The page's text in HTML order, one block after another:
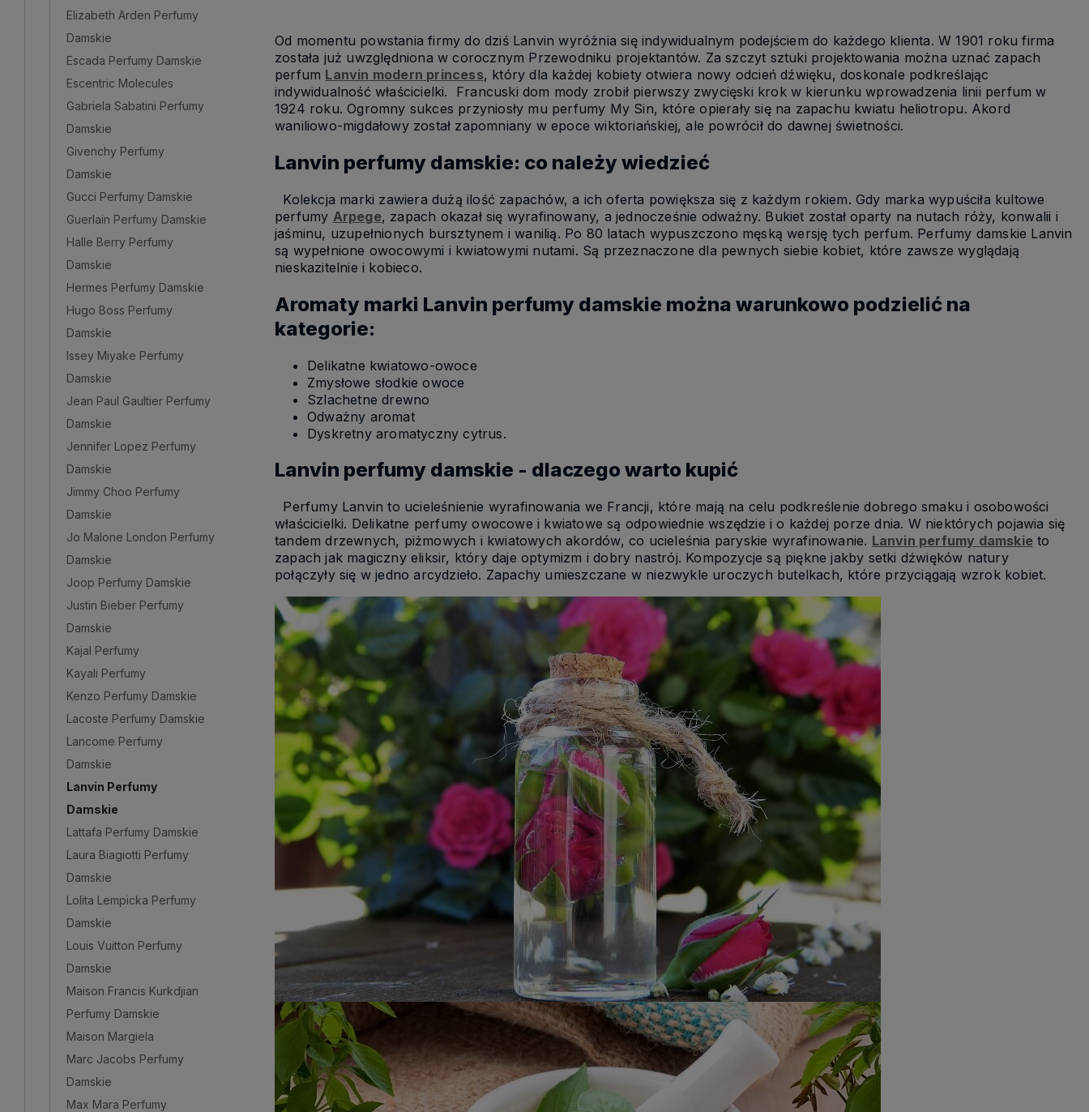
Elizabeth Arden Perfumy
Damskie
Escada Perfumy Damskie
Escentric Molecules
Gabriela Sabatini Perfumy
Damskie
Givenchy Perfumy
Damskie
Gucci Perfumy Damskie
Guerlain Perfumy Damskie
Halle Berry Perfumy
Damskie
Hermes Perfumy Damskie
Hugo Boss Perfumy
Damskie
Issey Miyake Perfumy
Damskie
Jean Paul Gaultier Perfumy
Damskie
Jennifer Lopez Perfumy
Damskie
Jimmy Choo Perfumy
Damskie
Jo Malone London Perfumy
Damskie
Joop Perfumy Damskie
Justin Bieber Perfumy
Damskie
Kajal Perfumy
Kayali Perfumy
Kenzo Perfumy Damskie
Lacoste Perfumy Damskie
Lancome Perfumy
Damskie
Lanvin Perfumy
Damskie
Lattafa Perfumy Damskie
Laura Biagiotti Perfumy
Damskie
Lolita Lempicka Perfumy
Damskie
Louis Vuitton Perfumy
Damskie
Maison Francis Kurkdjian
Perfumy Damskie
Maison Margiela
Marc Jacobs Perfumy
Damskie
Max Mara Perfumy
Od momentu powstania firmy do dziś Lanvin wyróżnia się indywidualnym podejściem do każdego klienta. W 1901 roku firma
została już uwzględniona w corocznym Przewodniku projektantów. Za szczyt sztuki projektowania można uznać zapach
perfum Lanvin modern princess, który dla każdej kobiety otwiera nowy odcień dźwięku, doskonale podkreślając
indywidualność właścicielki. Francuski dom mody zrobił pierwszy zwycięski krok w kierunku wprowadzenia linii perfum w
1924 roku. Ogromny sukces przyniosły mu perfumy My Sin, które opierały się na zapachu kwiatu heliotropu. Akord
waniliowo-migdałowy został zapomniany w epoce wiktoriańskiej, ale powrócił do dawnej świetności.
Lanvin perfumy damskie: co należy wiedzieć
Kolekcja marki zawiera dużą ilość zapachów, a ich oferta powiększa się z każdym rokiem. Gdy marka wypuściła kultowe
perfumy Arpege, zapach okazał się wyrafinowany, a jednocześnie odważny. Bukiet został oparty na nutach róży, konwalii i
jaśminu, uzupełnionych bursztynem i wanilią. Po 80 latach wypuszczono męską wersję tych perfum. Perfumy damskie Lanvin
są wypełnione owocowymi i kwiatowymi nutami. Są przeznaczone dla pewnych siebie kobiet, które zawsze wyglądają
nieskazitelnie i kobieco.
Aromaty marki Lanvin perfumy damskie można warunkowo podzielić na
kategorie:
Delikatne kwiatowo-owoce
Zmysłowe słodkie owoce
Szlachetne drewno
Odważny aromat
Dyskretny aromatyczny cytrus.
Lanvin perfumy damskie - dlaczego warto kupić
Perfumy Lanvin to ucieleśnienie wyrafinowania we Francji, które mają na celu podkreślenie dobrego smaku i osobowości
właścicielki. Delikatne perfumy owocowe i kwiatowe są odpowiednie wszędzie i o każdej porze dnia. W niektórych pojawia się
tandem drzewnych, piżmowych i kwiatowych akordów, co ucieleśnia paryskie wyrafinowanie. Lanvin perfumy damskie to
zapach jak magiczny eliksir, który daje optymizm i dobry nastrój. Kompozycje są piękne jakby setki dźwięków natury
połączyły się w jedno arcydzieło. Zapachy umieszczane w niezwykle uroczych butelkach, które przyciągają wzrok kobiet.